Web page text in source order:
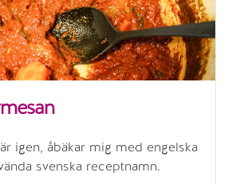
igen, åbäkar mig med engelska
svenska receptnamn.